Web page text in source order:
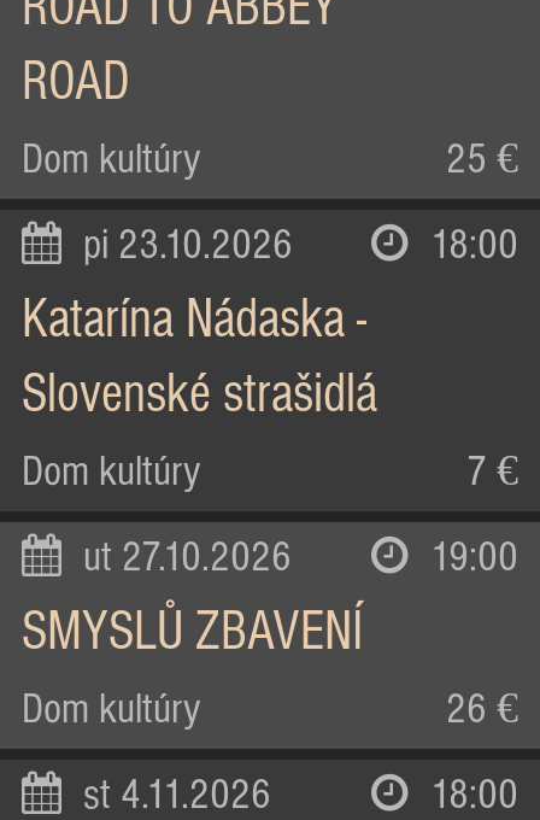
ROAD TO ABBEY
ROAD
Dom kultúry 25 €
pi 23.10.2026 18:00
Katarína Nádaska -
Slovenské strašidlá
Dom kultúry 7 €
ut 27.10.2026 19:00
SMYSLŮ ZBAVENÍ
Dom kultúry 26 €
st 4.11.2026 18:00